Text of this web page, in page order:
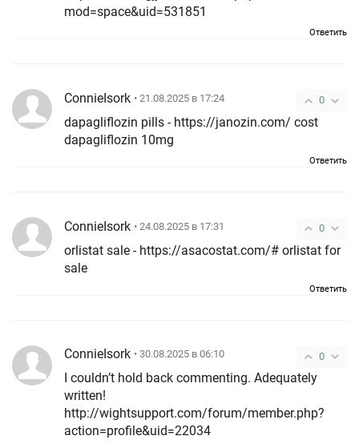
mod=space&uid=531851
Ответить
0
ConnieIsork • 21.08.2025 в 17:24
dapagliflozin pills - https://janozin.com/ cost
dapagliflozin 10mg
Ответить
0
ConnieIsork • 24.08.2025 в 17:31
orlistat sale - https://asacostat.com/# orlistat for
sale
Ответить
0
ConnieIsork • 30.08.2025 в 06:10
I couldn’t hold back commenting. Adequately
written!
http://wightsupport.com/forum/member.php?
action=profile&uid=22034